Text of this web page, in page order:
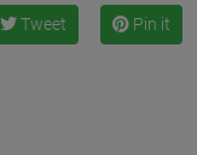
Tweet Pin it